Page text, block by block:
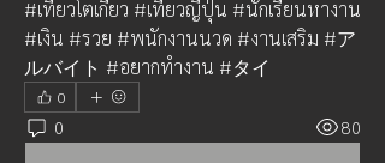
#เที่ยวโตเกียว #เที่ยวญี่ปุ่น #นักเรียนหางาน
#เงิน #รวย #พนักงานนวด #งานเสริม #ア
ルバイト #อยากทำงาน #タイ
0
0 80